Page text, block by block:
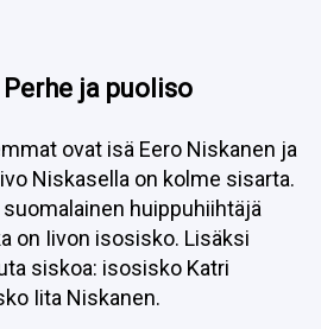
ja puoliso
Niskasella on kolme sisarta.
huippuhiihtäjä
on Iivon isosisko. Lisäksi
siskoa: isosisko Katri
Iita Niskanen.